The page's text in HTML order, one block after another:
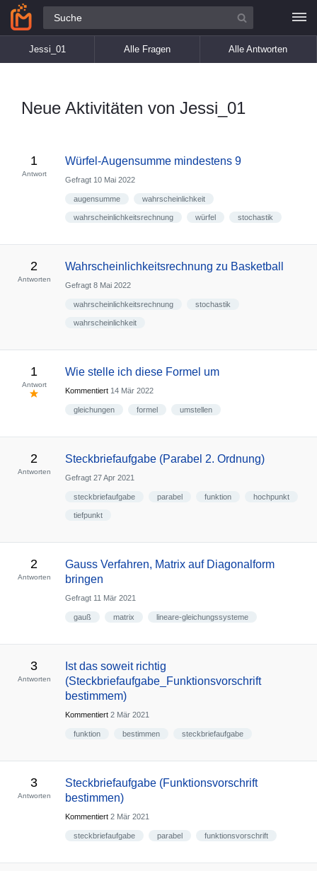
Alle Fragen
Jessi_01 Alle Fragen Alle Antworten
Neue Aktivitäten von Jessi_01
1
Antwort
Würfel-Augensumme mindestens 9
Gefragt 10 Mai 2022
augensumme wahrscheinlichkeit
wahrscheinlichkeitsrechnung würfel stochastik
2
Antworten
Wahrscheinlichkeitsrechnung zu Basketball
Gefragt 8 Mai 2022
wahrscheinlichkeitsrechnung stochastik
wahrscheinlichkeit
1
Antwort
Wie stelle ich diese Formel um
Kommentiert 14 Mär 2022
gleichungen formel umstellen
2
Antworten
Steckbriefaufgabe (Parabel 2. Ordnung)
Gefragt 27 Apr 2021
steckbriefaufgabe parabel funktion hochpunkt
tiefpunkt
2
Antworten
Gauss Verfahren, Matrix auf Diagonalform
bringen
Gefragt 11 Mär 2021
gauß matrix lineare-gleichungssysteme
3
Antworten
Ist das soweit richtig
(Steckbriefaufgabe_Funktionsvorschrift
bestimmem)
Kommentiert 2 Mär 2021
funktion bestimmen steckbriefaufgabe
3
Antworten
Steckbriefaufgabe (Funktionsvorschrift
bestimmen)
Kommentiert 2 Mär 2021
steckbriefaufgabe parabel funktionsvorschrift